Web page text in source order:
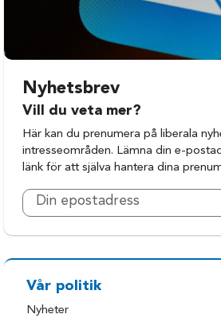
Nyhetsbrev
Vill du veta mer?
Här kan du prenumera på liberala
intresseområden. Lämna din e-
länk för att själva hantera dina
Vår politik
Nyheter